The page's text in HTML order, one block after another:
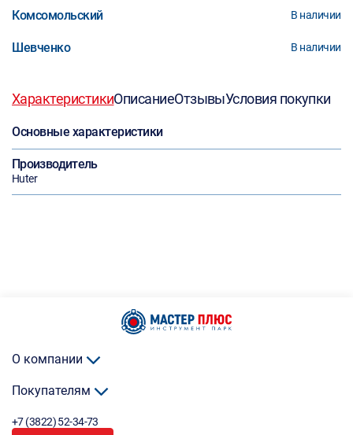
Комсомольский В наличии
Шевченко В наличии
ХарактеристикиОписаниеОтзывыУсловия покупки
Основные характеристики
Производитель
Huter
О компании
Покупателям
+7 (3822) 52-34-73